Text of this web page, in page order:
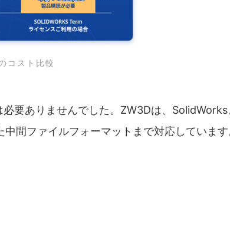
コスト比較
要ありませんでした。ZW3Dは、SolidWorks
間ファイルフォーマットまで対応しています